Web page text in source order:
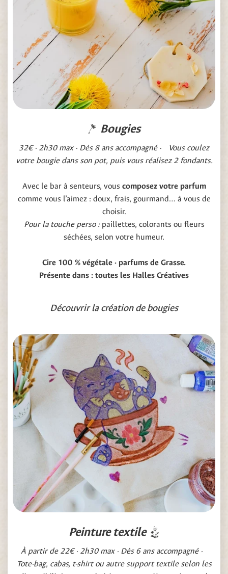
Bougies
32€ · 2h30 max · Dès 8 ans accompagné · Vous coulez
votre bougie dans son pot, puis vous réalisez 2 fondants.
Avec le bar à senteurs, vous composez votre parfum
comme vous l’aimez : doux, frais, gourmand… à vous de
choisir.
Pour la touche perso : paillettes, colorants ou fleurs
séchées, selon votre humeur.
Cire 100 % végétale · parfums de Grasse.
Présente dans : toutes les Halles Créatives
Découvrir la création de bougies
Peinture textile
À partir de 22€ · 2h30 max · Dès 6 ans accompagné ·
Tote-bag, cabas, t-shirt ou autre support textile selon les